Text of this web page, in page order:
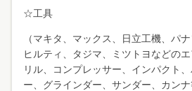
☆工具
（マキタ、マックス、日立工機、パ
ヒルティ、タジマ、ミツトヨなどの
リル、コンプレッサー、インパクト
ー、グラインダー、サンダー、カンナ